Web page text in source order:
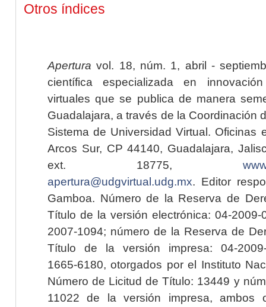
Otros índices
Apertura vol. 18, núm. 1, abril -
científica especializada en
virtuales que se publica de manera
Guadalajara, a través de la Coordinación
Sistema de Universidad Virtual. Oficinas
Arcos Sur, CP 44140, Guadalajara,
ext. 18775,
apertura@udgvirtual.udg.mx. Editor
Gamboa. Número de la Reserva de
Título de la versión electrónica: 04-2009-
2007-1094; número de la Reserva de
Título de la versión impresa: 04-2009-
1665-6180, otorgados por el Instituto
Número de Licitud de Título: 13449 y
11022 de la versión impresa, ambos